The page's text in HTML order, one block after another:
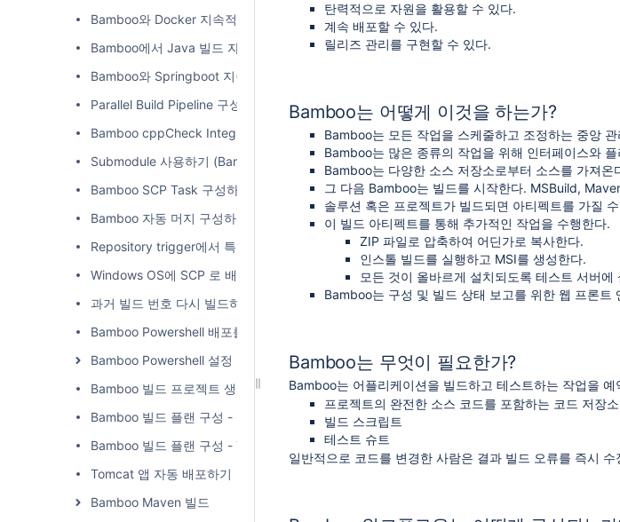
Bamboo와 Docker 지속적인 통합
Bamboo에서 Java 빌드 자동화 구성
Bamboo와 Springboot 지속적인 통합
Parallel Build Pipeline 구성하기
Bamboo cppCheck Integration
Submodule 사용하기 (Bamboo)
Bamboo SCP Task 구성하기
Bamboo 자동 머지 구성하기
Repository trigger에서 특정 파일 확장자를 무시하기
Windows OS에 SCP 로 배포하기
과거 빌드 번호 다시 빌드하기
Bamboo Powershell 배포를 위한 점검사항
Bamboo Powershell 설정
Bamboo 빌드 프로젝트 생성하기
Bamboo 빌드 플랜 구성 - 저장소 추가
Bamboo 빌드 플랜 구성 - Task 설정
Tomcat 앱 자동 배포하기
Bamboo Maven 빌드
탄력적으로 자원을 활용할 수 있다.
계속 배포할 수 있다.
릴리즈 관리를 구현할 수 있다.
Bamboo는 어떻게 이것을 하는가?
Bamboo는 모든 작업을 스케줄하고 조정하는 중앙
Bamboo는 많은 종류의 작업을 위해 인터페이스와
Bamboo는 다양한 소스 저장소로부터 소스를 가져온
그 다음 Bamboo는 빌드를 시작한다. MSBuild,
솔루션 혹은 프로젝트가 빌드되면 아티펙트를 가질
이 빌드 아티펙트를 통해 추가적인 작업을 수행한다.
ZIP 파일로 압축하여 어딘가로 복사한다.
인스톨 빌드를 실행하고 MSI를 생성한다.
모든 것이 올바르게 설치되도록 테스트 서버에
Bamboo는 구성 및 빌드 상태 보고를 위한 웹 프론트
Bamboo는 무엇이 필요한가?
Bamboo는 어플리케이션을 빌드하고 테스트하는 작업을
프로젝트의 완전한 소스 코드를 포함하는 코드 저장소
빌드 스크립트
테스트 슈트
일반적으로 코드를 변경한 사람은 결과 빌드 오류를 즉시